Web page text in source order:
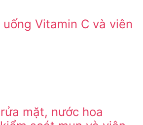
uống Vitamin C và viên
mặt, nước hoa